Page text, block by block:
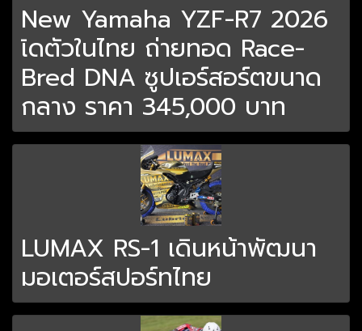
New Yamaha YZF-R7 2026
เิดตัวในไทย ถ่ายทอด Race-
Bred DNA ซูปเอร์สอร์ตขนาด
กลาง ราคา 345,000 บาท
LUMAX RS-1 เดินหน้าพัฒนา
มอเตอร์สปอร์ทไทย